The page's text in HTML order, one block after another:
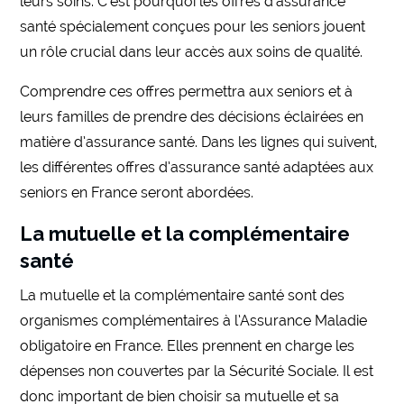
santé spécialement conçues pour les seniors jouent
un rôle crucial dans leur accès aux soins de qualité.
Comprendre ces offres permettra aux seniors et à
leurs familles de prendre des décisions éclairées en
matière d’assurance santé. Dans les lignes qui suivent,
les différentes offres d’assurance santé adaptées aux
seniors en France seront abordées.
La mutuelle et la complémentaire
santé
La mutuelle et la complémentaire santé sont des
organismes complémentaires à l’Assurance Maladie
obligatoire en France. Elles prennent en charge les
dépenses non couvertes par la Sécurité Sociale. Il est
donc important de bien choisir sa mutuelle et sa